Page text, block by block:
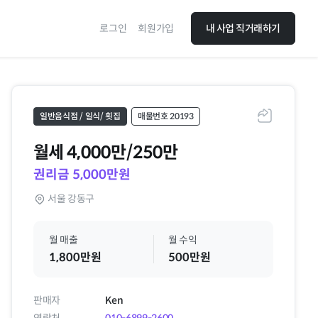
로그인 회원가입 내 사업 직거래하기
공유하기
일반음식점 / 일식/ 횟집 매물번호 20193
월세 4,000만/250만
권리금 5,000만원
서울 강동구
월 매출
1,800만원
월 수익
500만원
판매자
Ken